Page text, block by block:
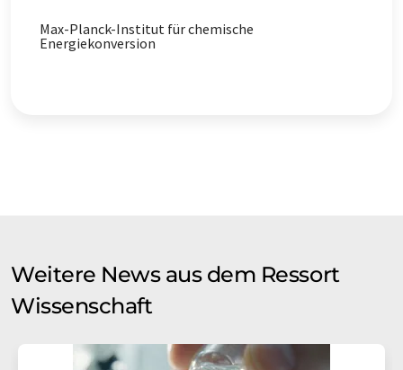
Max-Planck-Institut für chemische
Energiekonversion
Weitere News aus dem Ressort
Wissenschaft